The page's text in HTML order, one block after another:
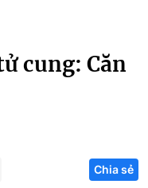
Infographic
Hitech Công
cung: Căn
Chia sẻ